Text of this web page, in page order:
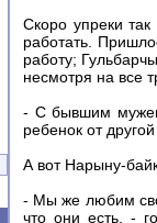
Скоро упреки
работать.
работу;
несмотря на все
- С бывшим
ребенок от
А вот Нарыну-
- Мы же любим
что они есть, -